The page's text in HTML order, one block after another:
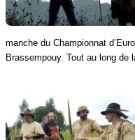
manche du Championnat
Brassempouy. Tout au long